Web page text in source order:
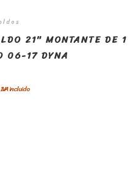
21″ MONTANTE DE 1
06-17 DYNA
IVA incluido